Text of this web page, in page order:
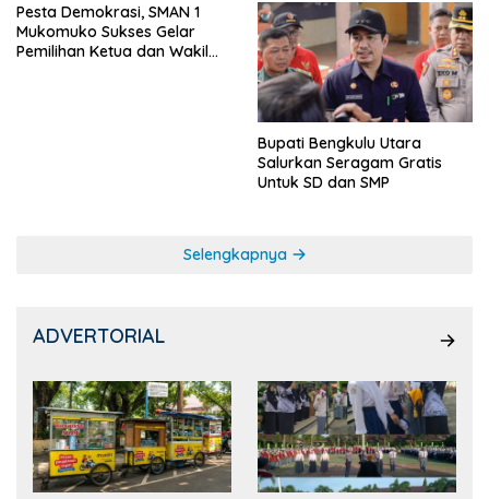
Pesta Demokrasi, SMAN 1
Mukomuko Sukses Gelar
Pemilihan Ketua dan Wakil
Bupati Bengkulu Utara
Salurkan Seragam Gratis
Untuk SD dan SMP
Selengkapnya
ADVERTORIAL